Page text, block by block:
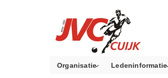
Organisatie Ledeninformatie